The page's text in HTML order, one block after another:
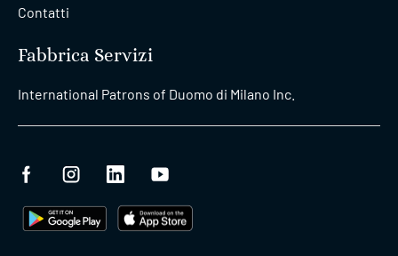
Contatti
Fabbrica Servizi
International Patrons of Duomo di Milano Inc.